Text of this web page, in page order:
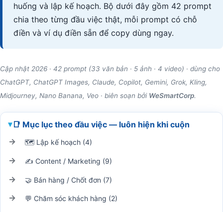
huống và lập kế hoạch. Bộ dưới đây gồm 42 prompt
chia theo từng đầu việc thật, mỗi prompt có chỗ
điền và ví dụ điền sẵn để copy dùng ngay.
Cập nhật 2026 · 42 prompt (33 văn bản · 5 ảnh · 4 video) · dùng cho
ChatGPT, ChatGPT Images, Claude, Copilot, Gemini, Grok, Kling,
Midjourney, Nano Banana, Veo · biên soạn bởi WeSmartCorp.
📑 Mục lục theo đầu việc — luôn hiện khi cuộn
🗺️ Lập kế hoạch (4)
✍️ Content / Marketing (9)
🤝 Bán hàng / Chốt đơn (7)
💬 Chăm sóc khách hàng (2)